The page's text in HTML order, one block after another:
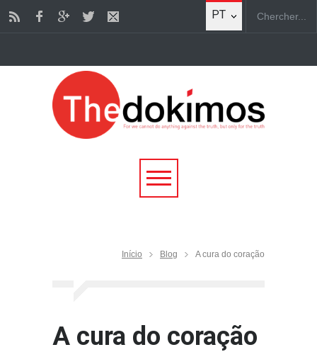
PT
Início Blog A cura do coração
A cura do coração